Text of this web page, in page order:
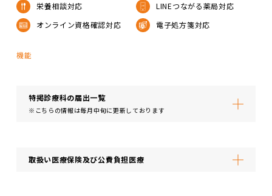
栄養相談対応
LINEつながる薬局対応
オンライン資格確認対応
電子処方箋対応
機能
特掲診療科の届出⼀覧
※こちらの情報は毎月中旬に更新しております
取扱い医療保険及び公費負担医療